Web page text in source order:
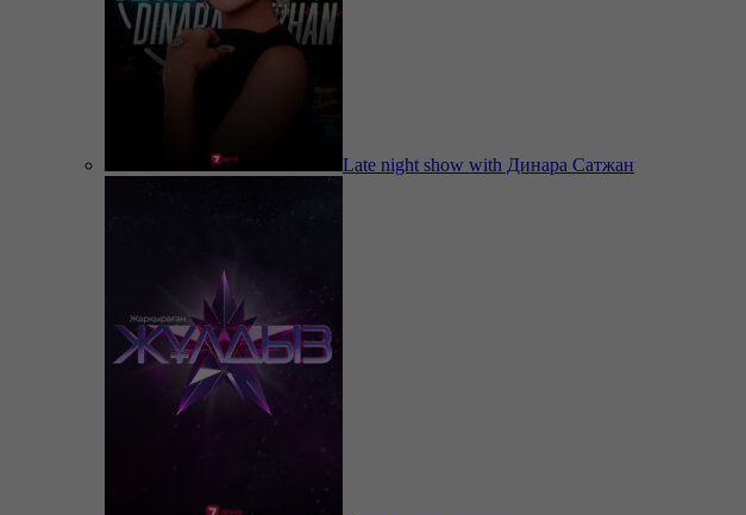
Late night show with Динара Сатжан